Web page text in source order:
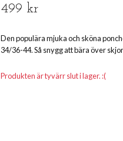
499 kr
Den populära mjuka och sköna
34/36-44. Så snygg att bära över
Produkten är tyvärr slut i lager. :(